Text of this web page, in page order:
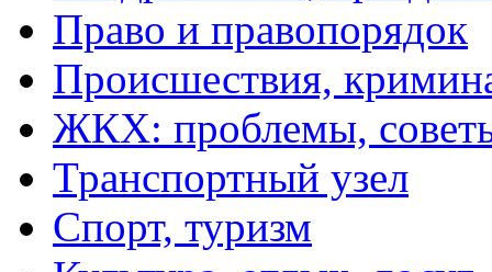
Право и правопорядок
Происшествия,
ЖКХ: проблемы,
Транспортный узел
Спорт, туризм